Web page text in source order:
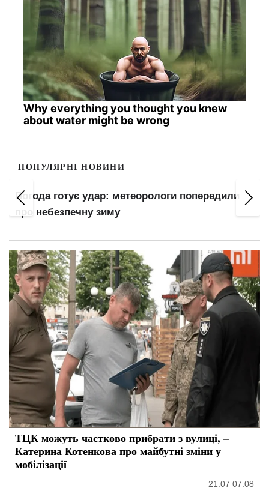
Why everything you thought you knew
about water might be wrong
ПОПУЛЯРНІ НОВИНИ
Погода готує удар: метеорологи попередили
про небезпечну зиму
ТЦК можуть частково прибрати з вулиці, –
Катерина Котенкова про майбутні зміни у
мобілізації
21:07 07.08